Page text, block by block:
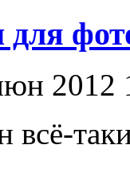
2012
всё-